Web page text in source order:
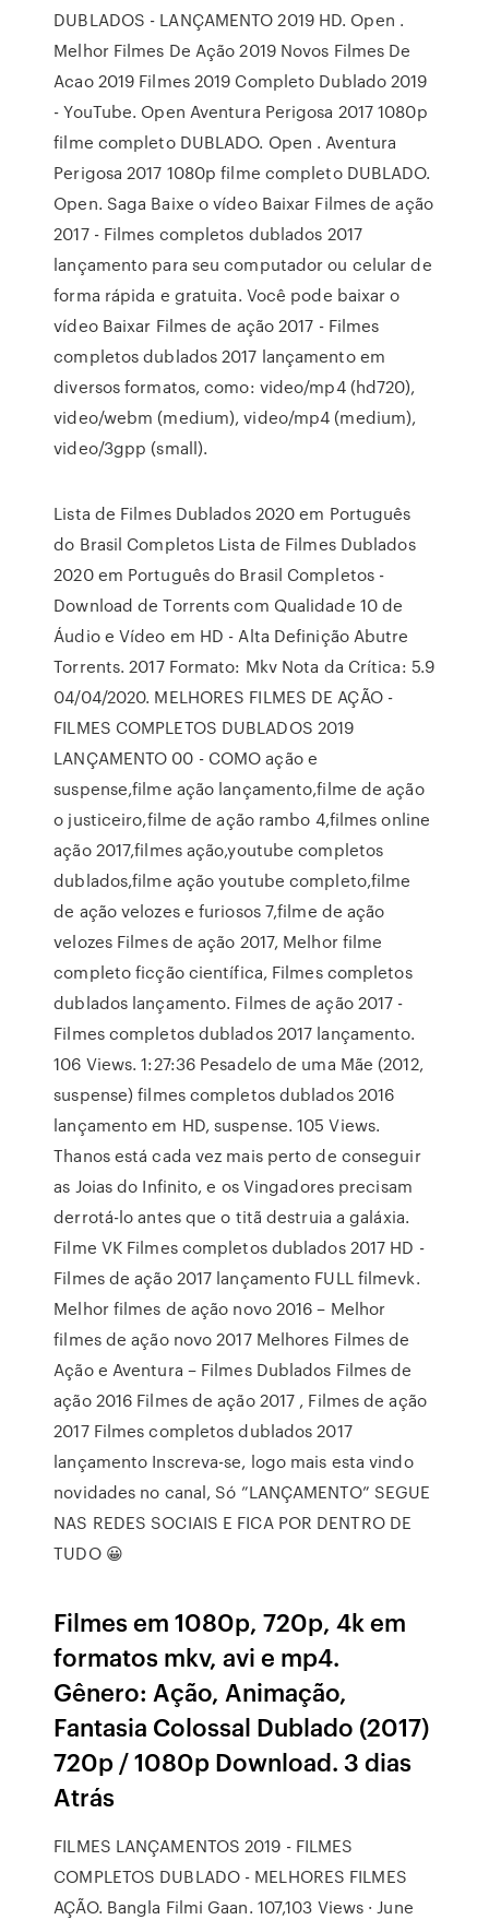
DUBLADOS - LANÇAMENTO 2019 HD. Open .
Melhor Filmes De Ação 2019 Novos Filmes De
Acao 2019 Filmes 2019 Completo Dublado 2019
- YouTube. Open Aventura Perigosa 2017 1080p
filme completo DUBLADO. Open . Aventura
Perigosa 2017 1080p filme completo DUBLADO.
Open. Saga Baixe o vídeo Baixar Filmes de ação
2017 - Filmes completos dublados 2017
lançamento para seu computador ou celular de
forma rápida e gratuita. Você pode baixar o
vídeo Baixar Filmes de ação 2017 - Filmes
completos dublados 2017 lançamento em
diversos formatos, como: video/mp4 (hd720),
video/webm (medium), video/mp4 (medium),
video/3gpp (small).
Lista de Filmes Dublados 2020 em Português
do Brasil Completos Lista de Filmes Dublados
2020 em Português do Brasil Completos -
Download de Torrents com Qualidade 10 de
Áudio e Vídeo em HD - Alta Definição Abutre
Torrents. 2017 Formato: Mkv Nota da Crítica: 5.9
04/04/2020. MELHORES FILMES DE AÇÃO -
FILMES COMPLETOS DUBLADOS 2019
LANÇAMENTO 00 - COMO ação e
suspense,filme ação lançamento,filme de ação
o justiceiro,filme de ação rambo 4,filmes online
ação 2017,filmes ação,youtube completos
dublados,filme ação youtube completo,filme
de ação velozes e furiosos 7,filme de ação
velozes Filmes de ação 2017, Melhor filme
completo ficção científica, Filmes completos
dublados lançamento. Filmes de ação 2017 -
Filmes completos dublados 2017 lançamento.
106 Views. 1:27:36 Pesadelo de uma Mãe (2012,
suspense) filmes completos dublados 2016
lançamento em HD, suspense. 105 Views.
Thanos está cada vez mais perto de conseguir
as Joias do Infinito, e os Vingadores precisam
derrotá-lo antes que o titã destruia a galáxia.
Filme VK Filmes completos dublados 2017 HD -
Filmes de ação 2017 lançamento FULL filmevk.
Melhor filmes de ação novo 2016 – Melhor
filmes de ação novo 2017 Melhores Filmes de
Ação e Aventura – Filmes Dublados Filmes de
ação 2016 Filmes de ação 2017 , Filmes de ação
2017 Filmes completos dublados 2017
lançamento Inscreva-se, logo mais esta vindo
novidades no canal, Só ”LANÇAMENTO” SEGUE
NAS REDES SOCIAIS E FICA POR DENTRO DE
TUDO 😀
Filmes em 1080p, 720p, 4k em
formatos mkv, avi e mp4.
Gênero: Ação, Animação,
Fantasia Colossal Dublado (2017)
720p / 1080p Download. 3 dias
Atrás
FILMES LANÇAMENTOS 2019 - FILMES
COMPLETOS DUBLADO - MELHORES FILMES
AÇÃO. Bangla Filmi Gaan. 107,103 Views · June